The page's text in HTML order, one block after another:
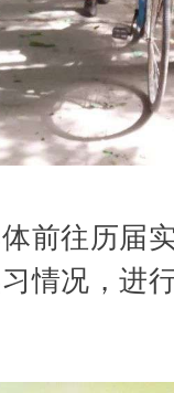
前往历届
情况，进